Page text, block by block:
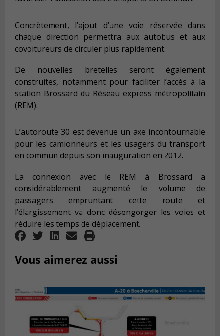
Concrètement, l’ajout d’une voie réservée dans
chaque direction permettra aux autobus et aux
covoitureurs de circuler plus rapidement.
De nouvelles bretelles seront également
construites, notamment pour faciliter l’accès à la
station Brossard du Réseau express métropolitain
(REM).
L’autoroute 30 est devenue un axe incontournable
pour les camionneurs et les usagers du transport
en commun depuis son inauguration en 2012.
La connexion avec le REM à Brossard a
considérablement augmenté le volume de
passagers empruntant cette route et
l’élargissement va donc désengorger les voies et
réduire les temps de déplacement.
Vous aimerez aussi